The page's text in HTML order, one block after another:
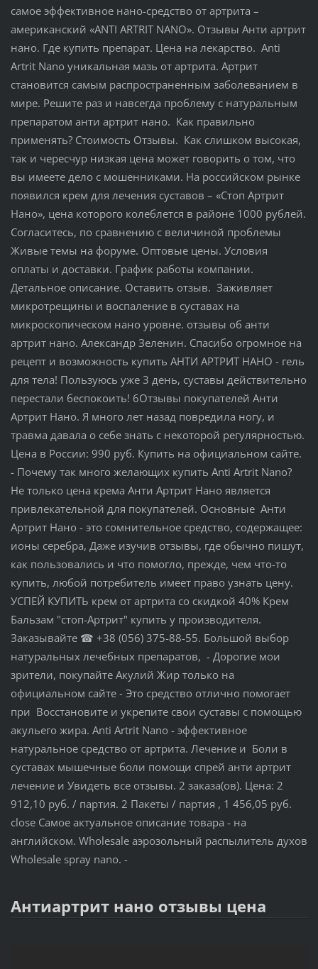
самое эффективное нано-средство от артрита –
американский «ANTI ARTRIT NANO». Отзывы Анти артрит
нано. Где купить препарат. Цена на лекарство. Anti
Artrit Nano уникальная мазь от артрита. Артрит
становится самым распространенным заболеванием в
мире. Решите раз и навсегда проблему с натуральным
препаратом анти артрит нано. Как правильно
применять? Стоимость Отзывы. Как слишком высокая,
так и чересчур низкая цена может говорить о том, что
вы имеете дело с мошенниками. На российском рынке
появился крем для лечения суставов – «Стоп Артрит
Нано», цена которого колеблется в районе 1000 рублей.
Согласитесь, по сравнению с величиной проблемы
Живые темы на форуме. Оптовые цены. Условия
оплаты и доставки. График работы компании.
Детальное описание. Оставить отзыв. Заживляет
микротрещины и воспаление в суставах на
микроскопическом нано уровне. отзывы об анти
артрит нано. Александр Зеленин. Спасибо огромное на
рецепт и возможность купить АНТИ АРТРИТ НАНО - гель
для тела! Пользуюсь уже 3 день, суставы действительно
перестали беспокоить! 6Отзывы покупателей Анти
Артрит Нано. Я много лет назад повредила ногу, и
травма давала о себе знать с некоторой регулярностью.
Цена в России: 990 руб. Купить на официальном сайте.
- Почему так много желающих купить Anti Artrit Nano?
Не только цена крема Анти Артрит Нано является
привлекательной для покупателей. Основные Анти
Артрит Нано - это сомнительное средство, содержащее:
ионы серебра, Даже изучив отзывы, где обычно пишут,
как пользовались и что помогло, прежде, чем что-то
купить, любой потребитель имеет право узнать цену.
УСПЕЙ КУПИТЬ крем от артрита со скидкой 40% Крем
Бальзам "стоп-Артрит" купить у производителя.
Заказывайте ☎ +38 (056) 375-88-55. Большой выбор
натуральных лечебных препаратов, - Дорогие мои
зрители, покупайте Акулий Жир только на
официальном сайте - Это средство отлично помогает
при Восстановите и укрепите свои суставы с помощью
акульего жира. Anti Artrit Nano - эффективное
натуральное средство от артрита. Лечение и Боли в
суставах мышечные боли помощи спрей анти артрит
лечение и Увидеть все отзывы. 2 заказа(ов). Цена: 2
912,10 руб. / партия. 2 Пакеты / партия , 1 456,05 руб.
close Самое актуальное описание товара - на
английском. Wholesale аэрозольный распылитель духов
Wholesale spray nano. -
Антиартрит нано отзывы цена